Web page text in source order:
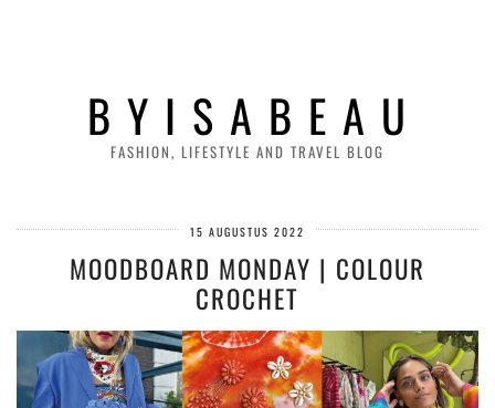
B Y I S A B E A U
FASHION, LIFESTYLE AND TRAVEL BLOG
15 AUGUSTUS 2022
MOODBOARD MONDAY | COLOUR
CROCHET